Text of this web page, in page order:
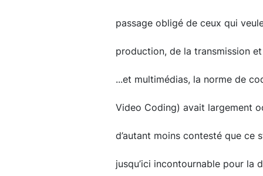
passage obligé de ceux qui
production, de la transmission
...et multimédias, la norme de
Video Coding) avait largement
d’autant moins contesté que ce
jusqu’ici incontournable pour la